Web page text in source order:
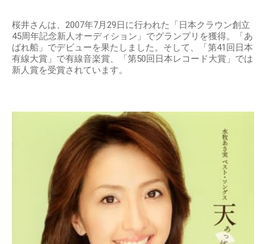
桜井さんは、2007年7月29日に行われた「日本クラウン創立
45周年記念新人オーディション」でグランプリを獲得。「あ
ばれ船」でデビューを果たしました。そして、「第41回日本
有線大賞」で有線音楽賞、「第50回日本レコード大賞」では
新人賞を受賞されています。